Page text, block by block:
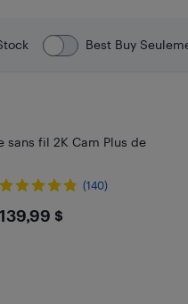
Best Buy
sans fil 2K Cam Plus de
(140)
$139.99
139,99 $